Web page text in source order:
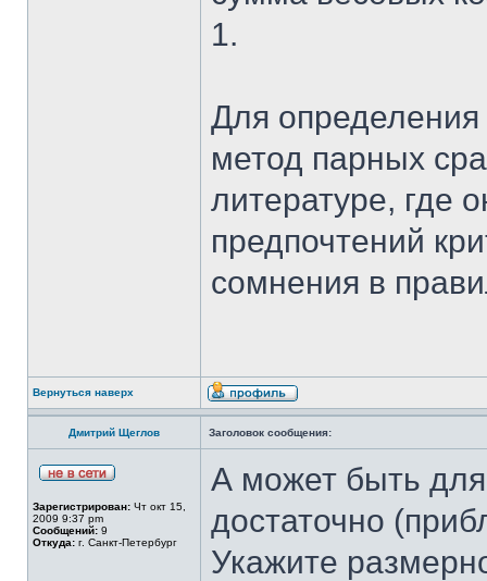
1.
Для определения
метод парных
литературе, где
предпочтений
сомнения в
Вернуться наверх
Дмитрий Щеглов Заголовок сообщения:
Зарегистрирован: Чт окт 15,
2009 9:37 pm
Сообщений: 9
Откуда: г. Санкт-Петербург
А может быть
достаточно
Укажите